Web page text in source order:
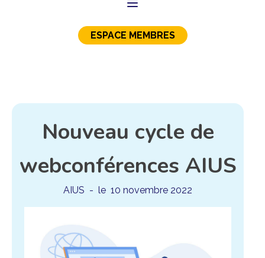
ESPACE MEMBRES
Nouveau cycle de
webconférences AIUS
AIUS - le 10 novembre 2022